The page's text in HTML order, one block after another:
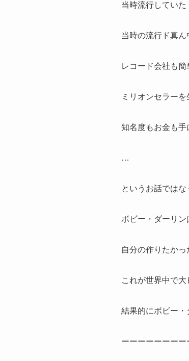
当時流行していた
当時の流行ド真ん
レコード会社も簡
ミリオンセラー
知名度もお金も
…
というお話ではな
ボビー・ダーリ
自分の作りたか
これが世界中で大
結果的にボビー・
ーーーーーーー